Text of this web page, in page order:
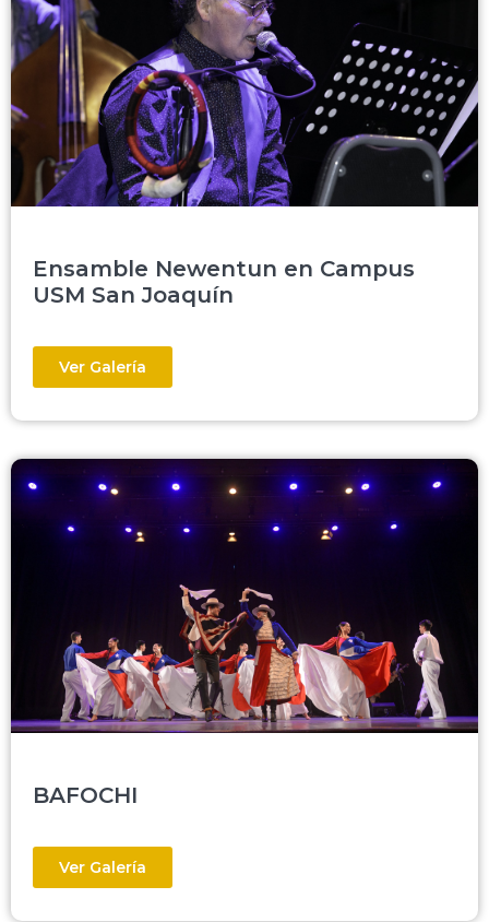
Ensamble Newentun en Campus
USM San Joaquín
Ver Galería
BAFOCHI
Ver Galería